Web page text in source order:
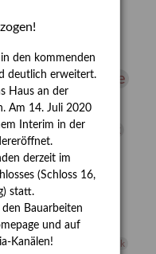
Depot
Exlibris
Florenz Fotografie
Kurt Müller
Mythologie
Kirchhoff Heldinnen
Jahresempfang
Kunst
Kunst von Kühl
Künstlerin Lehmbruck
den kommenden
deutlich erweitert.
Haus an der
Am 14. Juli 2020
Interim in der
derzeit im
(Schloss 16,
statt.
Bauarbeiten
und auf
Kanälen!